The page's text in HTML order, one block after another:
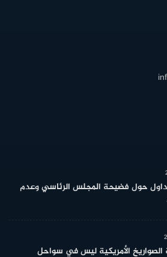
حول فضيحة المجلس الرئاسي وعدم
الأمريكية ليس في سواحل